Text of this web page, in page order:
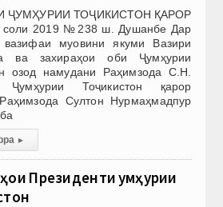
ҶУМҲУРИИ ТОҶИКИСТОН ҚАРОР
соли 2019 №238 ш. Душанбе Дар
муовини якуми Вазири
ва захираҳои оби Ҷумҳурии
озод намудани Раҳимзода С.Н.
Ҷумҳурии Тоҷикистон қарор
Султон Нурмаҳмадпур
▸
Президенти Ҷумҳурии